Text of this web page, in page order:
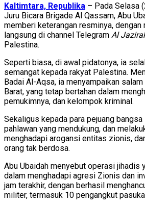
Kaltimtara, Republika – Pada Selasa
Juru Bicara Brigade Al Qassam, Abu
memberi keterangan resminya, dengan
langsung di channel Telegram Al
Palestina.
Seperti biasa, di awal pidatonya, ia
semangat kepada rakyat Palestina.
Badai Al-Aqsa, ia menyampaikan
Barat, yang tetap bertahan dalam
pemukimnya, dan kelompok kriminal.
Sekaligus kepada para pejuang
pahlawan yang mendukung, dan
menghadapi arogansi entitas zionis,
orang tak berdosa.
Abu Ubaidah menyebut operasi jihadis
dalam menghadapi agresi Zionis dan
jam terakhir, dengan berhasil
militer, termasuk 10 pengangkut